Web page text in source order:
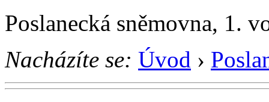
Poslanecká sněmovna, 1.
Nacházíte se: Úvod ›